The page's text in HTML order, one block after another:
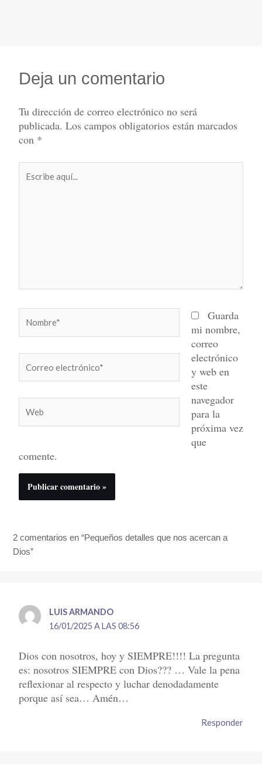
Deja un comentario
Tu dirección de correo electrónico no será
publicada. Los campos obligatorios están marcados
con *
aquí...
electrónico*
Guarda
mi nombre,
correo
electrónico
y web en
este
navegador
para la
próxima vez
que
comente.
2 comentarios en “Pequeños detalles que nos acercan a
Dios”
LUIS ARMANDO
16/01/2025 A LAS 08:56
Dios con nosotros, hoy y SIEMPRE!!!! La pregunta
es: nosotros SIEMPRE con Dios??? … Vale la pena
reflexionar al respecto y luchar denodadamente
porque así sea… Amén…
Responder